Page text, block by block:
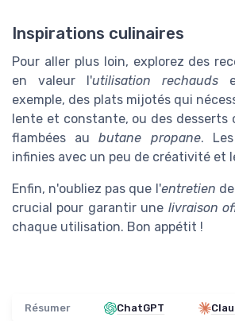
Inspirations culinaires
Pour aller plus loin, explorez des
en valeur l'utilisation rechauds
exemple, des plats mijotés qui
lente et constante, ou des desserts
flambées aubutane propane.
infinies avec un peu de créativité et
Enfin, n'oubliez pas que l'entretien
crucial pour garantir une livraison
chaque utilisation. Bon appétit !
Résumer ChatGPT